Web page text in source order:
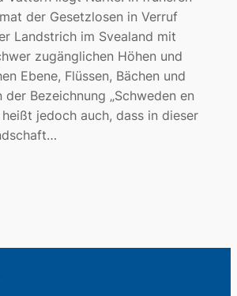
der Gesetzlosen in Verruf
Landstrich im Svealand mit
zugänglichen Höhen und
Ebene, Flüssen, Bächen und
der Bezeichnung „Schweden en
heißt jedoch auch, dass in dieser